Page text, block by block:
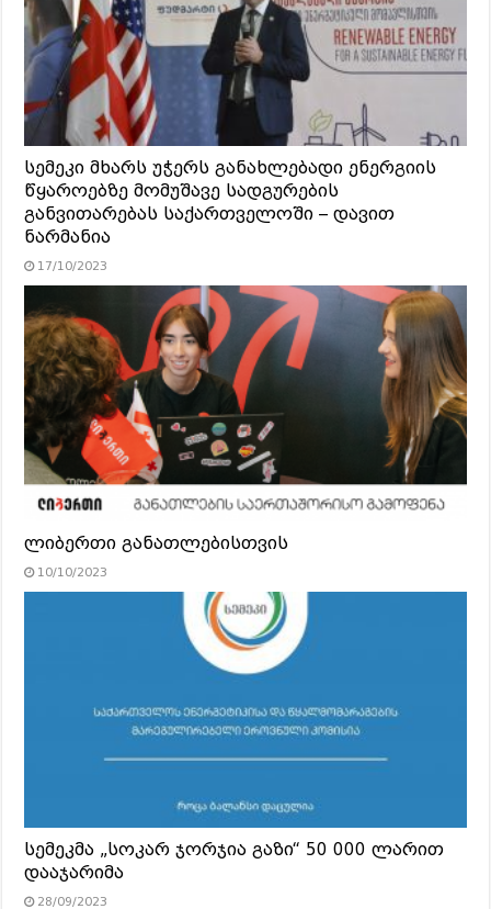
სემეკი მხარს უჭერს განახლებადი ენერგიის
წყაროებზე მომუშავე სადგურების
განვითარებას საქართველოში – დავით
ნარმანია
17/10/2023
ლიბერთი განათლებისთვის
10/10/2023
სემეკმა „სოკარ ჯორჯია გაზი“ 50 000 ლარით
დააჯარიმა
28/09/2023